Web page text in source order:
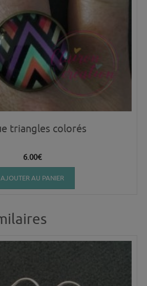
triangles colorés
6.00€
AJOUTER AU PANIER